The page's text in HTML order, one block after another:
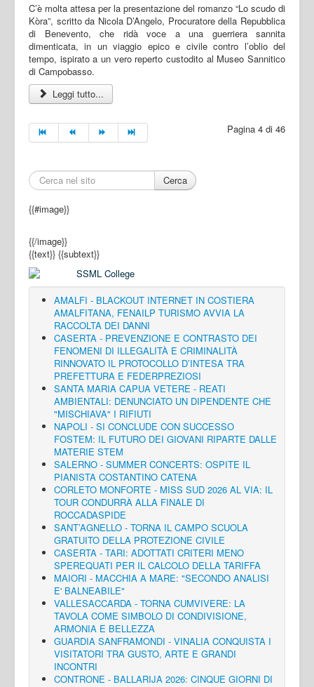
C’è molta attesa per la presentazione del romanzo “Lo scudo di
Kòra”, scritto da Nicola D’Angelo, Procuratore della Repubblica
di Benevento, che ridà voce a una guerriera sannita
dimenticata, in un viaggio epico e civile contro l’oblio del
tempo, ispirato a un vero reperto custodito al Museo Sannitico
di Campobasso.
Leggi tutto...
Pagina 4 di 46
Cerca
{{#image}}
{{/image}}
{{text}} {{subtext}}
AMALFI - BLACKOUT INTERNET IN COSTIERA
AMALFITANA, FENAILP TURISMO AVVIA LA
RACCOLTA DEI DANNI
CASERTA - PREVENZIONE E CONTRASTO DEI
FENOMENI DI ILLEGALITÀ E CRIMINALITÀ
RINNOVATO IL PROTOCOLLO D’INTESA TRA
PREFETTURA E FEDERPREZIOSI
SANTA MARIA CAPUA VETERE - REATI
AMBIENTALI: DENUNCIATO UN DIPENDENTE CHE
"MISCHIAVA" I RIFIUTI
NAPOLI - SI CONCLUDE CON SUCCESSO
FOSTEM: IL FUTURO DEI GIOVANI RIPARTE DALLE
MATERIE STEM
SALERNO - SUMMER CONCERTS: OSPITE IL
PIANISTA COSTANTINO CATENA
CORLETO MONFORTE - MISS SUD 2026 AL VIA: IL
TOUR CONDURRÀ ALLA FINALE DI
ROCCADASPIDE
SANT’AGNELLO - TORNA IL CAMPO SCUOLA
GRATUITO DELLA PROTEZIONE CIVILE
CASERTA - TARI: ADOTTATI CRITERI MENO
SPEREQUATI PER IL CALCOLO DELLA TARIFFA
MAIORI - MACCHIA A MARE: "SECONDO ANALISI
E' BALNEABILE"
VALLESACCARDA - TORNA CUMVIVERE: LA
TAVOLA COME SIMBOLO DI CONDIVISIONE,
ARMONIA E BELLEZZA
GUARDIA SANFRAMONDI - VINALIA CONQUISTA I
VISITATORI TRA GUSTO, ARTE E GRANDI
INCONTRI
CONTRONE - BALLARIJA 2026: CINQUE GIORNI DI